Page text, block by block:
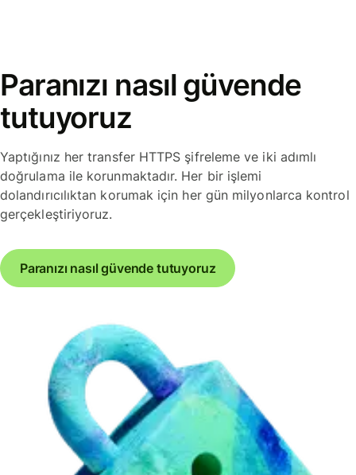
Paranızı nasıl güvende
tutuyoruz
Yaptığınız her transfer HTTPS şifreleme ve iki adımlı
doğrulama ile korunmaktadır. Her bir işlemi
dolandırıcılıktan korumak için her gün milyonlarca kontrol
gerçekleştiriyoruz.
Paranızı nasıl güvende tutuyoruz